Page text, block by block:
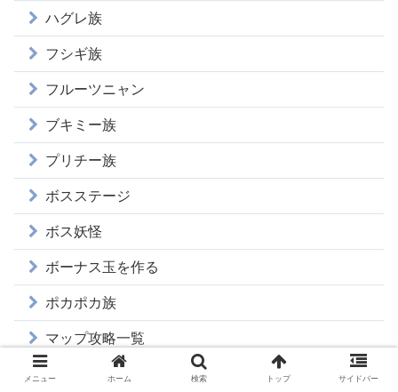
ハグレ族
フシギ族
フルーツニャン
ブキミー族
プリチー族
ボスステージ
ボス妖怪
ボーナス玉を作る
ポカポカ族
マップ攻略一覧
うらステージマップ
メニュー ホーム 検索 トップ サイドバー